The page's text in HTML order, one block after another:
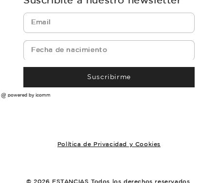
Suscribirme
powered by icomm
Política de Privacidad y Cookies
© 2026 ESTANCIAS Todos los derechos reservados.